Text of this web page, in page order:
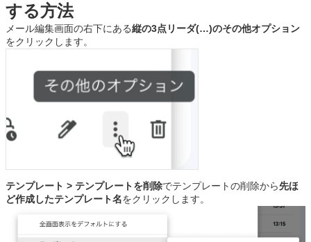
する方法
メール編集画面の右下にある縦の3点リーダ(…)のその他オプション
をクリックします。
テンプレート > テンプレートを削除でテンプレートの削除から先ほ
ど作成したテンプレート名をクリックします。